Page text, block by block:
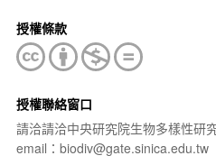
授權條款
授權聯絡窗口
請洽請洽中央研究院生物多樣性研
email：biodiv@gate.sinica.edu.tw